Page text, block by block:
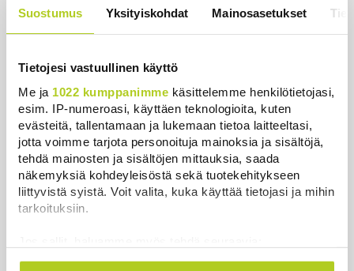
Suostumus Yksityiskohdat Mainosasetukset
Tietojesi vastuullinen käyttö
Me ja 1022 kumppanimme käsittelemme henkilötietojasi,
esim. IP-numeroasi, käyttäen teknologioita, kuten
evästeitä, tallentamaan ja lukemaan tietoa laitteeltasi,
jotta voimme tarjota personoituja mainoksia ja sisältöjä,
tehdä mainosten ja sisältöjen mittauksia, saada
näkemyksiä kohdeyleisöstä sekä tuotekehitykseen
liittyvistä syistä. Voit valita, kuka käyttää tietojasi ja mihin
tarkoituksiin.
Kerätä tietoja maantieteellisestä sijainnistasi,
Uutiset | 8.8.2026 13:09
auringonpimennyksen edellä
Uutiset | 8.8.2026 11:31
Suomessa näkyy keskiviikkona osittainen
auringonpimennys
Uutiset | 8.8.2026 11:30
Ensi viikolla Suomesta pääsee junalla
Haaparantaan, mutta matka taitetaan kuivin suin